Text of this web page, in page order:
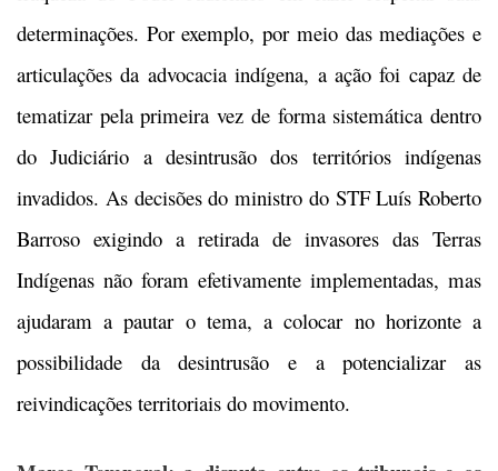
determinações. Por exemplo, por meio das mediações e
articulações da advocacia indígena, a ação foi capaz de
tematizar pela primeira vez de forma sistemática dentro
do Judiciário a desintrusão dos territórios indígenas
invadidos. As decisões do ministro do STF Luís Roberto
Barroso exigindo a retirada de invasores das Terras
Indígenas não foram efetivamente implementadas, mas
ajudaram a pautar o tema, a colocar no horizonte a
possibilidade da desintrusão e a potencializar as
reivindicações territoriais do movimento.